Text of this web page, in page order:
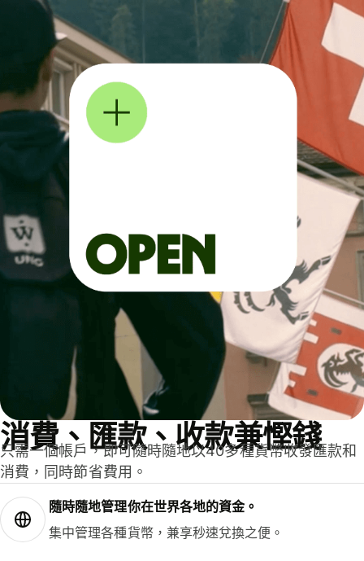
消費、匯款、收款兼慳錢
只需一個帳戶，即可隨時隨地以40多種貨幣收發匯款和
消費，同時節省費用。
隨時隨地管理你在世界各地的資金。
集中管理各種貨幣，兼享秒速兌換之便。